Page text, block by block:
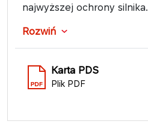
najwyższej ochrony silnika.
Rozwiń
Karta PDS
Plik PDF